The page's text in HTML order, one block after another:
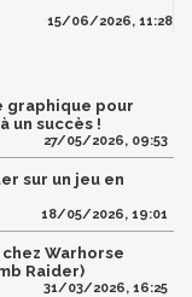
15/06/2026, 11:28
graphique pour
un succès !
27/05/2026, 09:53
sur un jeu en
18/05/2026, 19:01
chez Warhorse
Raider)
31/03/2026, 16:25